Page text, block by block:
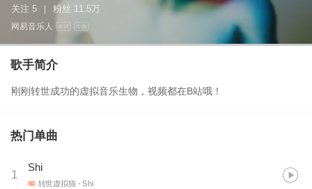
关注 5 粉丝 11.5万
网易音乐人 作词 作曲
歌手简介
刚刚转世成功的虚拟音乐生物，视频都在B站哦！
热门单曲
1
Shi
转世虚拟猫 - Shi